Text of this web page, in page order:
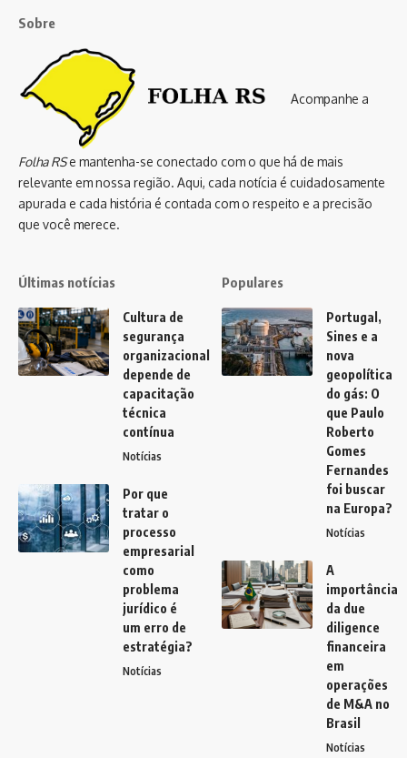
Sobre
Acompanhe a
Folha RSe mantenha-se conectado com o que há de mais
relevante em nossa região. Aqui, cada notícia é cuidadosamente
apurada e cada história é contada com o respeito e a precisão
que você merece.
Últimas notícias
Cultura de
segurança
organizacional
depende de
capacitação
técnica
contínua
Notícias
Por que
tratar o
processo
empresarial
como
problema
jurídico é
um erro de
estratégia?
Notícias
Populares
Portugal,
Sines e a
nova
geopolítica
do gás: O
que Paulo
Roberto
Gomes
Fernandes
foi buscar
na Europa?
Notícias
A
importância
da due
diligence
financeira
em
operações
de M&A no
Brasil
Notícias